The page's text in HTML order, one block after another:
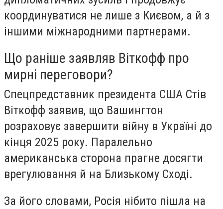
координуватися не лише з Києвом, а й з
іншими міжнародними партнерами.
Що раніше заявляв Віткофф про
мирні переговори?
Спецпредставник президента США Стів
Віткофф заявив, що Вашингтон
розраховує завершити війну в Україні до
кінця 2025 року. Паралельно
американська сторона прагне досягти
врегулювання й на Близькому Сході.
За його словами, Росія нібито пішла на